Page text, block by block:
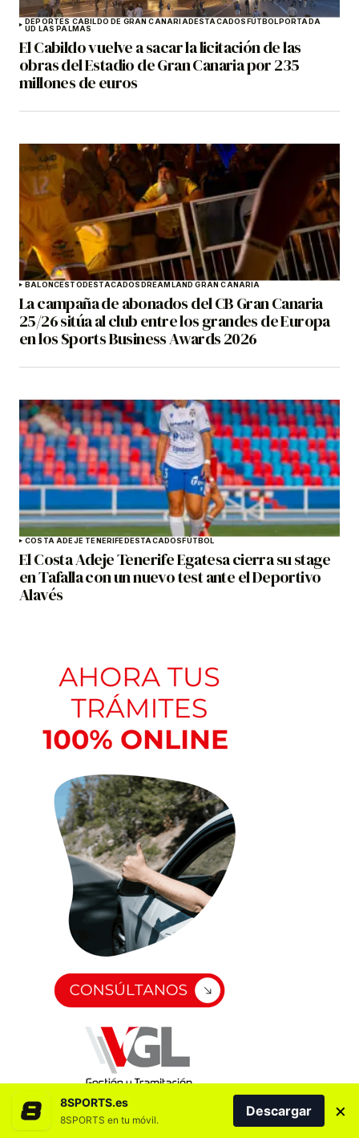
DEPORTES CABILDO DE GRAN CANARIADESTACADOSFÚTBOLPORTADA
UD LAS PALMAS
El Cabildo vuelve a sacar la licitación de las
obras del Estadio de Gran Canaria por 235
millones de euros
BALONCESTODESTACADOSDREAMLAND GRAN CANARIA
La campaña de abonados del CB Gran Canaria
25/26 sitúa al club entre los grandes de Europa
en los Sports Business Awards 2026
COSTA ADEJE TENERIFEDESTACADOSFÚTBOL
El Costa Adeje Tenerife Egatesa cierra su stage
en Tafalla con un nuevo test ante el Deportivo
Alavés
8SPORTS.es
8SPORTS en tu móvil.
Descargar ×